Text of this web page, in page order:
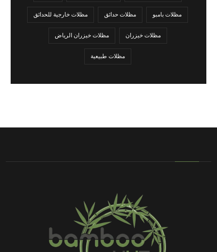
مظلات بامبو مظلات حدائق مظلات خارجية للحدائق
مظلات خيزران مظلات خيزران الرياض
مظلات طبيعية